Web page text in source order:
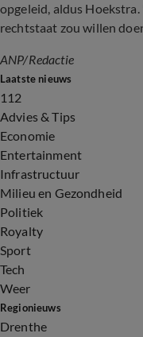
opgeleid, aldus
rechtstaat zou willen
ANP/Redactie
Laatste nieuws
112
Advies & Tips
Economie
Entertainment
Infrastructuur
Milieu en Gezondheid
Politiek
Royalty
Sport
Tech
Weer
Regionieuws
Drenthe